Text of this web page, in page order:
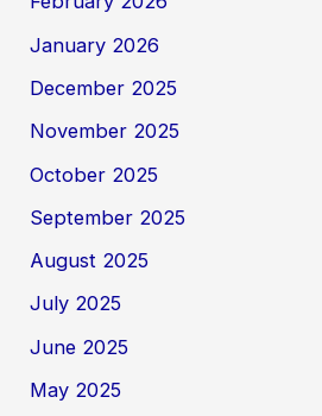
January 2026
December 2025
November 2025
October 2025
September 2025
August 2025
July 2025
June 2025
May 2025